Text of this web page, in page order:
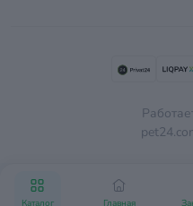
Каталог Главная